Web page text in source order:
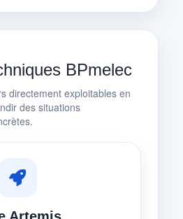
BPmelec
directement exploitables en
des situations